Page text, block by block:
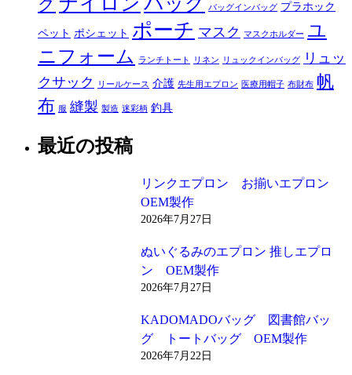
グ バッグインバッグ プラホック
ペット ポシェット ポーチ マスク マスクホルダー ユ
ニフォーム
ランチトート リネン リュックインバッグ
リュッ
クサック
リールケース 介護 先生用エプロン 医療用帽子 布財布 帆
布 服 縫製 製造 迷彩柄 釣具
最近の投稿
リンクエプロン お揃いエプロン
OEM製作
2026年7月27日
ぬいぐるみのエプロン 推しエプロ
ン OEM製作
2026年7月27日
KADOMADOバッグ 図書館バッ
グ トートバッグ OEM製作
2026年7月22日